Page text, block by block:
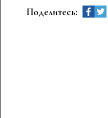
Поделитесь: